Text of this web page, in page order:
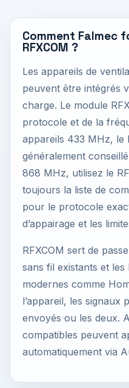
Comment Falmec
RFXCOM ?
Les appareils de
peuvent être intégrés
charge. Le module
protocole et de la
appareils 433 MHz, le
généralement
868 MHz, utilisez le
toujours la liste de
pour le protocole
d’appairage et les
RFXCOM sert de
sans fil existants et les
modernes comme
l’appareil, les signaux
envoyés ou les deux.
compatibles peuvent
automatiquement via